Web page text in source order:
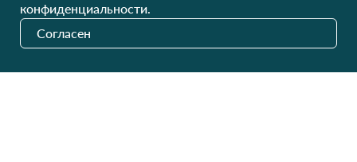
Наши обновления
Отправить
конфиденциальности.
Согласен